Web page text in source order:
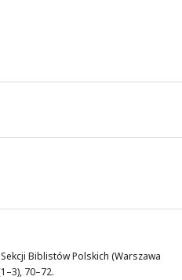
Biblistów Polskich (Warszawa
70–72.